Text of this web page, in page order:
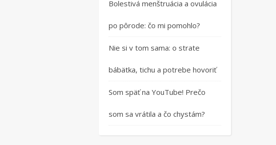
Bolestivá menštruácia a ovulácia
po pôrode: čo mi pomohlo?
Nie si v tom sama: o strate
bábätka, tichu a potrebe hovoriť
Som späť na YouTube! Prečo
som sa vrátila a čo chystám?